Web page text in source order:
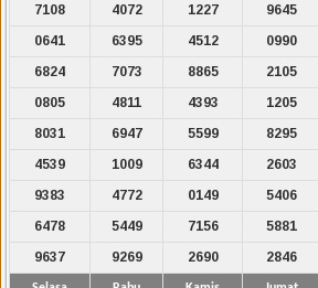
7108
4072 1227 9645
0641
6395 4512 0990
6824
7073 8865 2105
0805
4811 4393 1205
8031
6947 5599 8295
4539
1009 6344 2603
9383
4772 0149 5406
6478
5449 7156 5881
9637
9269 2690 2846